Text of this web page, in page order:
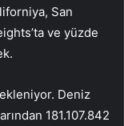
San
ve yüzde
Deniz
181.107.842